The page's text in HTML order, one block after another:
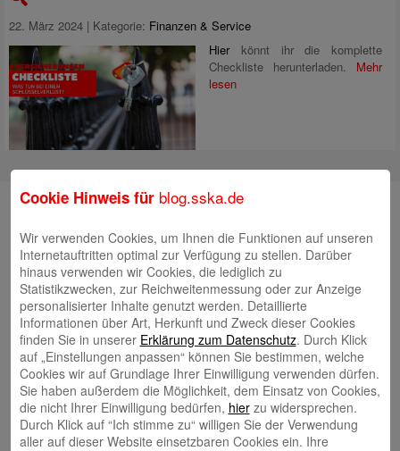
22. März 2024 | Kategorie: Finanzen & Service
Hier könnt ihr die komplette
Checkliste herunterladen. Mehr
lesen
Suche
Neueste Beiträge
Radlkonvoi des FFH feiert Einweihung des neuen
Campus Nord 5. August 2026
Willkommen bei Kinder im Mittelpunkt e.V. 24. Juli 2026
Tierische Erlebnisse, Bewegung und Begegnungen –
Zootag der Stadtsparkasse Augsburg begeistert rund
2.500 Besucherinnen und Besucher 22. Juli 2026
Cookie Hinweis für blog.sska.de
Wir verwenden Cookies, um Ihnen die Funktionen auf unseren
Internetauftritten optimal zur Verfügung zu stellen. Darüber
hinaus verwenden wir Cookies, die lediglich zu
Statistikzwecken, zur Reichweitenmessung oder zur Anzeige
personalisierter Inhalte genutzt werden. Detaillierte
Informationen über Art, Herkunft und Zweck dieser Cookies
finden Sie in unserer Erklärung zum Datenschutz. Durch Klick
auf „Einstellungen anpassen“ können Sie bestimmen, welche
Cookies wir auf Grundlage Ihrer Einwilligung verwenden dürfen.
Sie haben außerdem die Möglichkeit, dem Einsatz von Cookies,
die nicht Ihrer Einwilligung bedürfen, hierzu widersprechen.
Durch Klick auf “Ich stimme zu“ willigen Sie der Verwendung
aller auf dieser Website einsetzbaren Cookies ein. Ihre